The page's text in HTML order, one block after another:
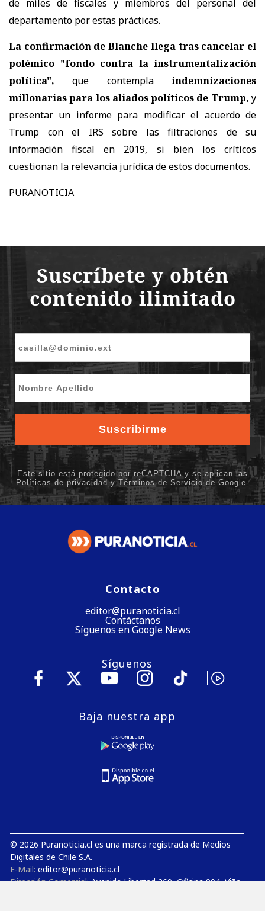
de miles de fiscales y miembros del personal del
departamento por estas prácticas.
La confirmación de Blanche llega tras cancelar el
polémico "fondo contra la instrumentalización
política", que contempla indemnizaciones
millonarias para los aliados políticos de Trump, y
presentar un informe para modificar el acuerdo de
Trump con el IRS sobre las filtraciones de su
información fiscal en 2019, si bien los críticos
cuestionan la relevancia jurídica de estos documentos.
PURANOTICIA
Contacto
editor@puranoticia.cl
Contáctanos
Síguenos en Google News
Síguenos
Baja nuestra app
© 2026 Puranoticia.cl es una marca registrada de Medios
Digitales de Chile S.A.
E-Mail: editor@puranoticia.cl
Dirección Comercial:Avenida Libertad 269, Oficina 904, Viña